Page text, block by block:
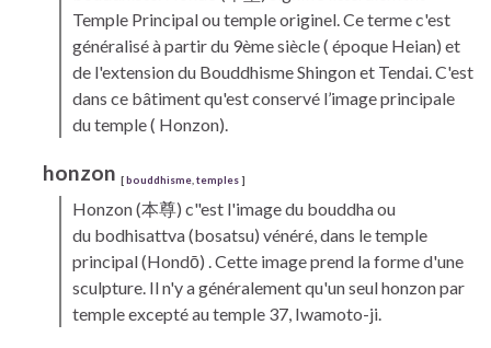
Temple Principal ou temple originel. Ce terme c'est
généralisé à partir du 9ème siècle ( époque Heian) et
de l'extension du BouddhismeShingonet Tendai. C'est
dans ce bâtiment qu'est conservé l’image principale
du temple ( Honzon).
honzon [bouddhisme temples]
Honzon(本尊) c"est l'image du bouddha ou
du bodhisattva(bosatsu) vénéré, dans le temple
principal(Hondō) . Cette image prend la forme d'une
sculpture. Il n'y a généralement qu'un seul honzon par
temple excepté au temple 37, Iwamoto-ji.